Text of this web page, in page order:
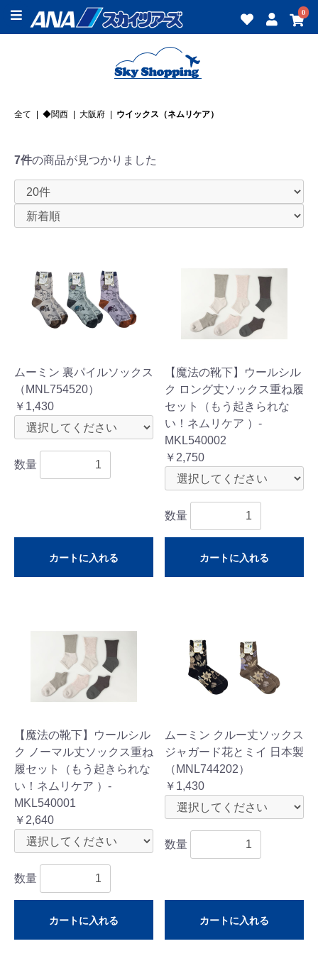
0
全て | ◆関西 | 大阪府 | ウイックス（ネムリケア）
7件の商品が見つかりました
ムーミン 裏パイルソックス
（MNL754520）
￥1,430
数量
カートに入れる
【魔法の靴下】ウールシル
ク ロング丈ソックス重ね履
セット（もう起きられな
い！ネムリケア ）-
MKL540002
￥2,750
数量
カートに入れる
【魔法の靴下】ウールシル
ク ノーマル丈ソックス重ね
履セット（もう起きられな
い！ネムリケア ）-
MKL540001
￥2,640
数量
カートに入れる
ムーミン クルー丈ソックス
ジャガード花とミイ 日本製
（MNL744202）
￥1,430
数量
カートに入れる